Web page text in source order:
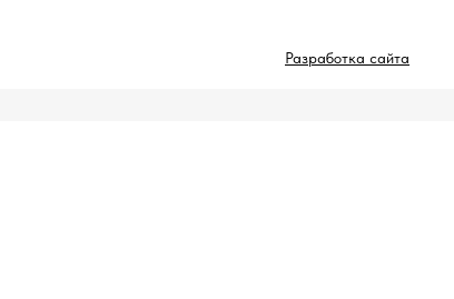
Разработка сайта